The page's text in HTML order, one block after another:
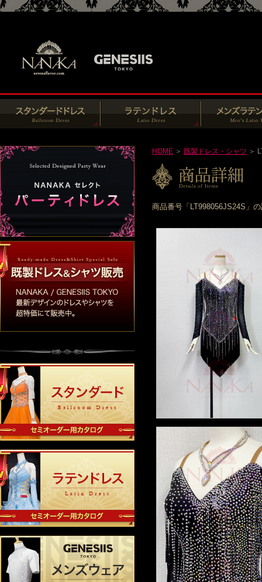
HOME ＞ 既製ドレス・シャツ ＞
商品番号「LT998056JS24S」